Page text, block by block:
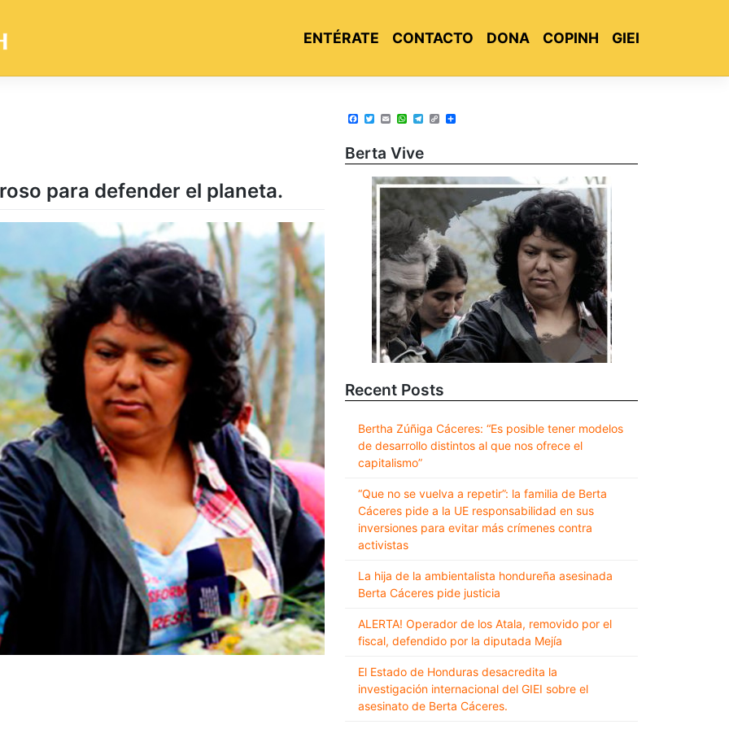
ENTÉRATE CONTACTO DONA COPINH GIEI
para defender el planeta.
Facebook
Twitter
EmailWhatsApp
Telegram
Copy
Link
Berta Vive
Recent Posts
Bertha Zúñiga Cáceres: “Es posible tener modelos
de desarrollo distintos al que nos ofrece el
capitalismo”
“Que no se vuelva a repetir”: la familia de Berta
Cáceres pide a la UE responsabilidad en sus
inversiones para evitar más crímenes contra
activistas
La hija de la ambientalista hondureña asesinada
Berta Cáceres pide justicia
ALERTA! Operador de los Atala, removido por el
fiscal, defendido por la diputada Mejía
El Estado de Honduras desacredita la
investigación internacional del GIEI sobre el
asesinato de Berta Cáceres.